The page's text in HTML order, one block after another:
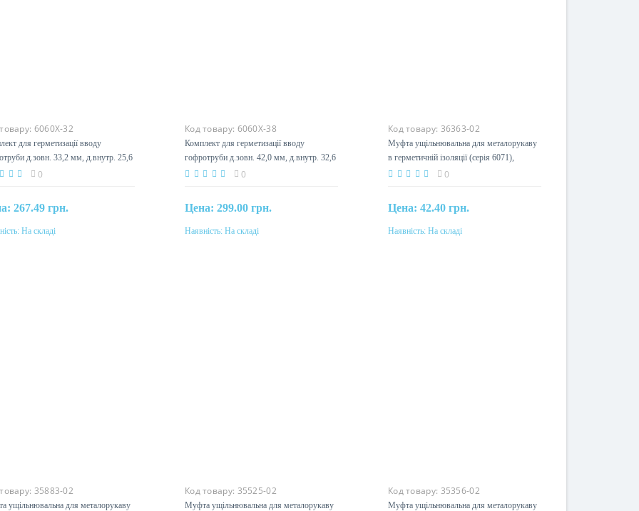
6060X-32
для герметизації вводу
д.зовн. 33,2 мм, д.внутр. 25,6
6060X-32
0
267.49 грн.
КупитиНа складі
Код товару: 6060X-38
Комплект для герметизації вводу
гофротруби д.зовн. 42,0 мм, д.внутр. 32,6
мм DKC 6060X-38
0
Цена:299.00 грн.
Купити
Наявність: На складі
Код товару: 36363-02
Муфта ущільнювальна для металорукаву
в герметичній ізоляції (серія 6071),
DN12мм
0
Цена:42.40 грн.
Купити
Наявність: На складі
35883-02
ущільнювальна для металорукаву
Код товару: 35525-02
Муфта ущільнювальна для металорукаву
Код товару: 35356-02
Муфта ущільнювальна для металорукаву